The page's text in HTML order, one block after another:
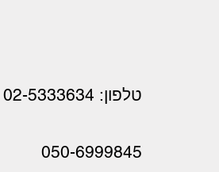
050-6999845
טלפון: 02-5333634